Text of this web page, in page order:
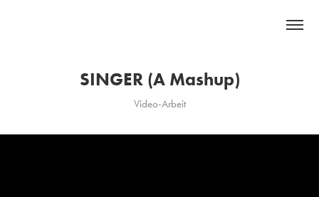
SINGER (A Mashup)
Video-Arbeit